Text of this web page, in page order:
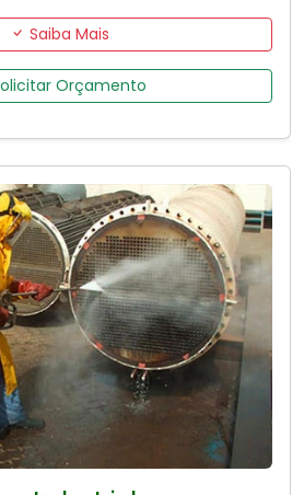
Saiba Mais
Orçamento